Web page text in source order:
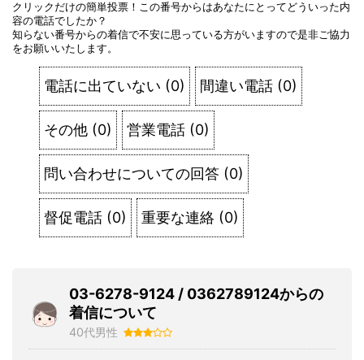
クリックだけの簡単投票！この番号からはあなたにとってどういった内
容の電話でしたか？
知らない番号からの着信で不安に思っている方がいますので是非ご協力
をお願いいたします。
電話に出ていない (0) 間違い電話 (0)
その他 (0) 営業電話 (0)
問い合わせについての回答 (0)
督促電話 (0) 重要な連絡 (0)
03-6278-9124 / 0362789124からの
着信について
40代男性